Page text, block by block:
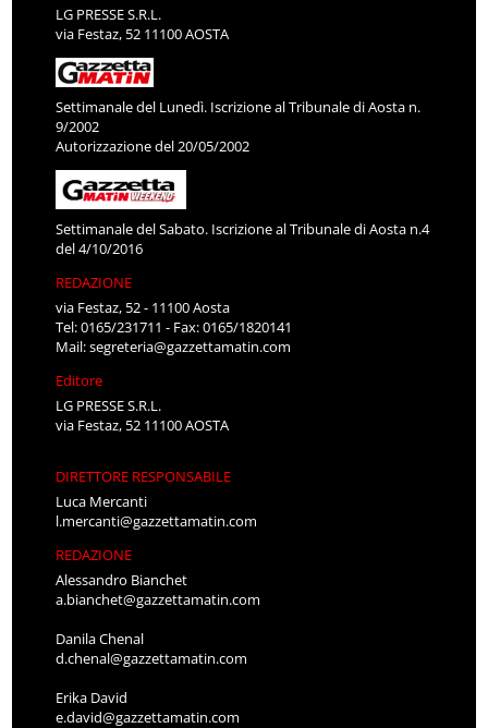
LG PRESSE S.R.L.
via Festaz, 52 11100 AOSTA
Settimanale del Lunedì. Iscrizione al Tribunale di Aosta n.
9/2002
Autorizzazione del 20/05/2002
Settimanale del Sabato. Iscrizione al Tribunale di Aosta n.4
del 4/10/2016
REDAZIONE
via Festaz, 52 - 11100 Aosta
Tel: 0165/231711 - Fax: 0165/1820141
Mail:segreteria@gazzettamatin.com
Editore
LG PRESSE S.R.L.
via Festaz, 52 11100 AOSTA
DIRETTORE RESPONSABILE
Luca Mercanti
l.mercanti@gazzettamatin.com
REDAZIONE
Alessandro Bianchet
a.bianchet@gazzettamatin.com
Danila Chenal
d.chenal@gazzettamatin.com
Erika David
e.david@gazzettamatin.com